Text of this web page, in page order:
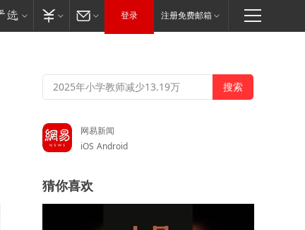
登录 注册免费邮箱
网易新闻
iOS Android
猜你喜欢